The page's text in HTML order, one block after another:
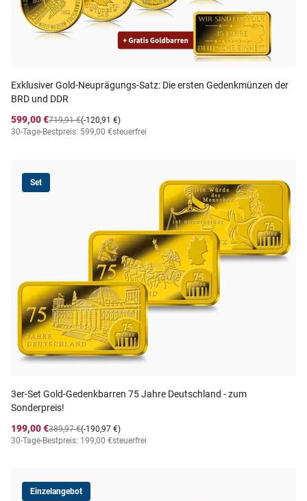
Exklusiver Gold-Neuprägungs-Satz: Die ersten Gedenkmünzen der
BRD und DDR
599,00 €
(-120,91 €)
719,91 €
30-Tage-Bestpreis: 599,00 €steuerfrei
Set
3er-Set Gold-Gedenkbarren 75 Jahre Deutschland - zum
Sonderpreis!
199,00 €
(-190,97 €)
389,97 €
30-Tage-Bestpreis: 199,00 €steuerfrei
Einzelangebot